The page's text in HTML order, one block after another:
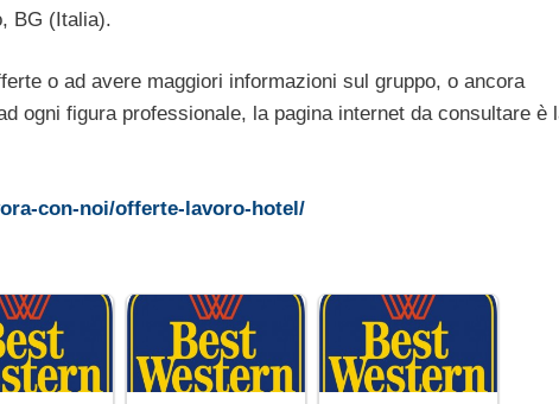
BG (Italia).
o ad avere maggiori informazioni sul gruppo, o ancora
ogni figura professionale, la pagina internet da consultare è
con-noi/offerte-lavoro-hotel/